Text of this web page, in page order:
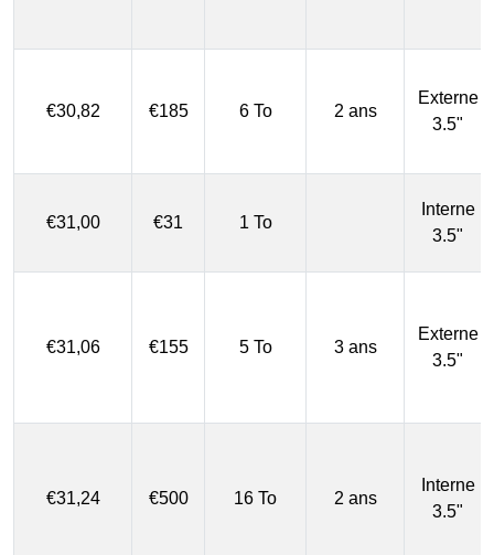
€30,82 €185 6 To 2 ans
Externe
3.5"
€31,00 €31 1 To
Interne
3.5"
€31,06 €155 5 To 3 ans
Externe
3.5"
€31,24 €500 16 To 2 ans
Interne
3.5"